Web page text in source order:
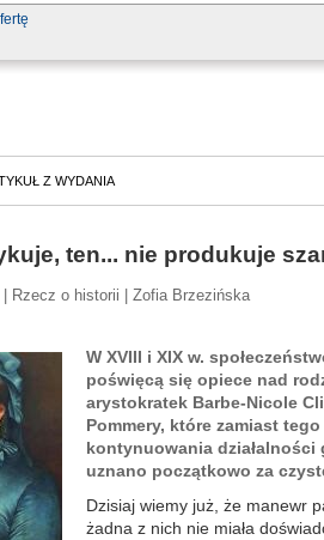
Z WYDANIA
ten... nie produkuje
| Rzecz o historii | Zofia Brzezińska
W XVIII i XIX w.
poświęcą się opiece nad
arystokratek Barbe-Nicole
Pommery, które zamiast
kontynuowania działalności
uznano początkowo za
Dzisiaj wiemy już, że manewr
żadna z nich nie miała